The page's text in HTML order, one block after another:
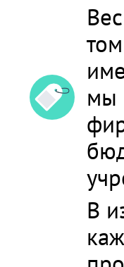
мы
В